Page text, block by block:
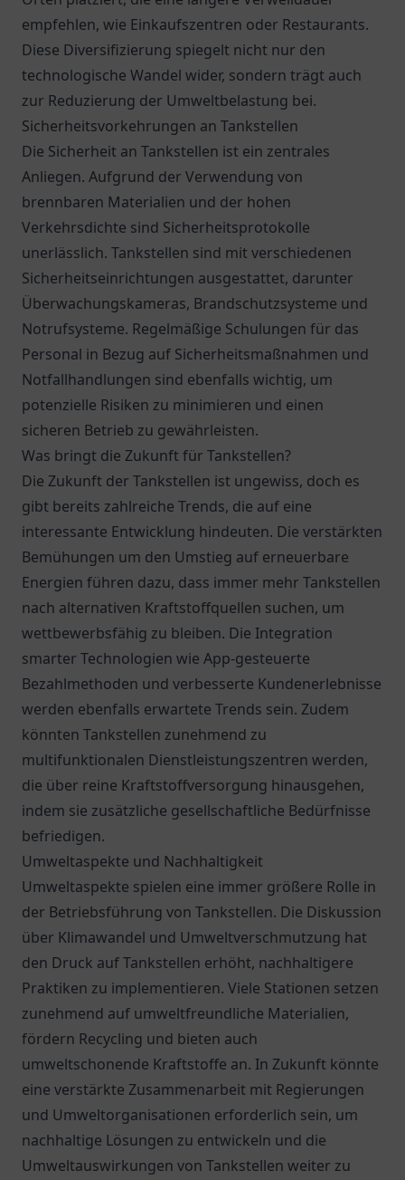
empfehlen, wie Einkaufszentren oder Restaurants.
Diese Diversifizierung spiegelt nicht nur den
technologische Wandel wider, sondern trägt auch
zur Reduzierung der Umweltbelastung bei.
Sicherheitsvorkehrungen an Tankstellen
Die Sicherheit an Tankstellen ist ein zentrales
Anliegen. Aufgrund der Verwendung von
brennbaren Materialien und der hohen
Verkehrsdichte sind Sicherheitsprotokolle
unerlässlich. Tankstellen sind mit verschiedenen
Sicherheitseinrichtungen ausgestattet, darunter
Überwachungskameras, Brandschutzsysteme und
Notrufsysteme. Regelmäßige Schulungen für das
Personal in Bezug auf Sicherheitsmaßnahmen und
Notfallhandlungen sind ebenfalls wichtig, um
potenzielle Risiken zu minimieren und einen
sicheren Betrieb zu gewährleisten.
Was bringt die Zukunft für Tankstellen?
Die Zukunft der Tankstellen ist ungewiss, doch es
gibt bereits zahlreiche Trends, die auf eine
interessante Entwicklung hindeuten. Die verstärkten
Bemühungen um den Umstieg auf erneuerbare
Energien führen dazu, dass immer mehr Tankstellen
nach alternativen Kraftstoffquellen suchen, um
wettbewerbsfähig zu bleiben. Die Integration
smarter Technologien wie App-gesteuerte
Bezahlmethoden und verbesserte Kundenerlebnisse
werden ebenfalls erwartete Trends sein. Zudem
könnten Tankstellen zunehmend zu
multifunktionalen Dienstleistungszentren werden,
die über reine Kraftstoffversorgung hinausgehen,
indem sie zusätzliche gesellschaftliche Bedürfnisse
befriedigen.
Umweltaspekte und Nachhaltigkeit
Umweltaspekte spielen eine immer größere Rolle in
der Betriebsführung von Tankstellen. Die Diskussion
über Klimawandel und Umweltverschmutzung hat
den Druck auf Tankstellen erhöht, nachhaltigere
Praktiken zu implementieren. Viele Stationen setzen
zunehmend auf umweltfreundliche Materialien,
fördern Recycling und bieten auch
umweltschonende Kraftstoffe an. In Zukunft könnte
eine verstärkte Zusammenarbeit mit Regierungen
und Umweltorganisationen erforderlich sein, um
nachhaltige Lösungen zu entwickeln und die
Umweltauswirkungen von Tankstellen weiter zu